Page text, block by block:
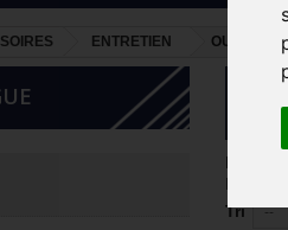
ENTRETIEN OUTILS
Il y a
Tri
--